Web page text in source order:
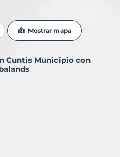
Mostrar mapa
Cuntis Municipio con